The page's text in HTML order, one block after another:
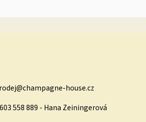
@champagne-house.cz
558 889 - Hana Zeiningerová